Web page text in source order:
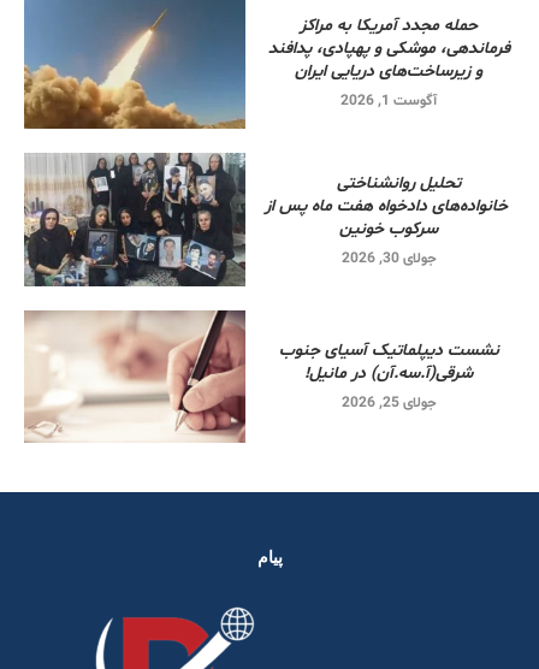
حمله مجدد آمریکا به مراکز
فرماندهی، موشکی و پهپادی، پدافند
و زیرساخت‌های دریایی ایران
آگوست 1, 2026
تحلیل روانشناختی
خانواده‌های دادخواه هفت ماه پس از
سرکوب خونین
جولای 30, 2026
نشست دیپلماتیک آسیای جنوب
شرقی‌(آ.سه.آن) در مانیل!
جولای 25, 2026
پیام